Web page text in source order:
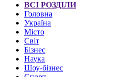
ВСІ РОЗДІЛИ
Головна
Україна
Місто
Світ
Бізнес
Наука
Шоу-бізнес